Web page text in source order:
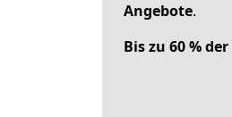
Angebote.
Bis zu 60 %